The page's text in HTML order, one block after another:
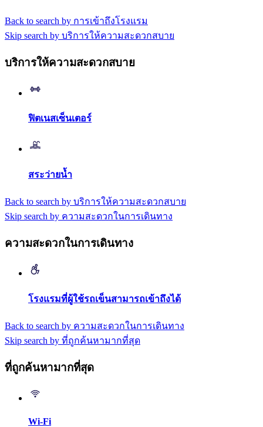
Back to search by การเข้าถึงโรงแรม
Skip search by บริการให้ความสะดวกสบาย
บริการให้ความสะดวกสบาย
ฟิตเนสเซ็นเตอร์
สระว่ายน้ำ
Back to search by บริการให้ความสะดวกสบาย
Skip search by ความสะดวกในการเดินทาง
ความสะดวกในการเดินทาง
โรงแรมที่ผู้ใช้รถเข็นสามารถเข้าถึงได้
Back to search by ความสะดวกในการเดินทาง
Skip search by ที่ถูกค้นหามากที่สุด
ที่ถูกค้นหามากที่สุด
Wi-Fi